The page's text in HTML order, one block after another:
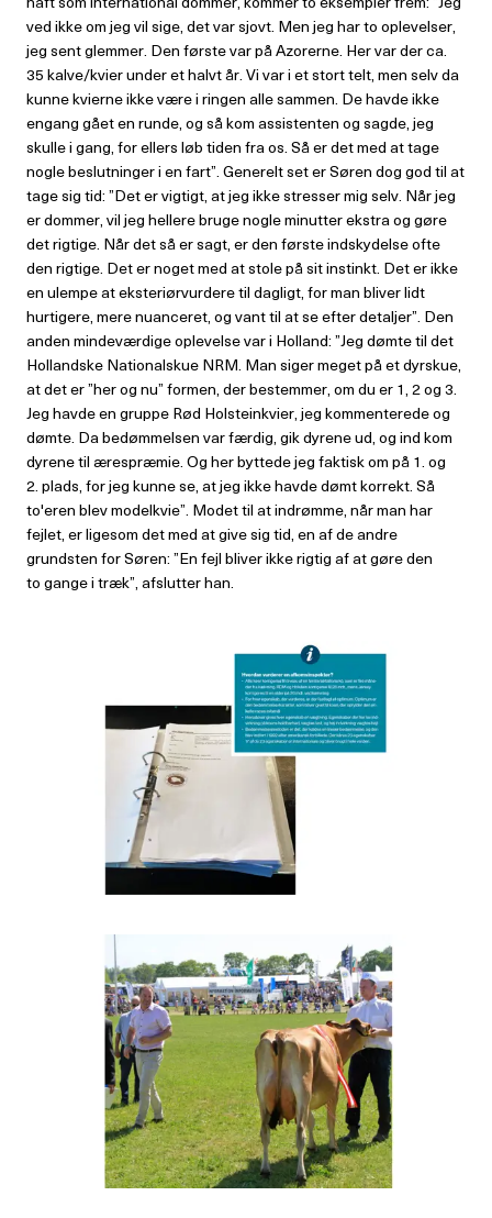
ved ikke om jeg vil sige, det var sjovt. Men jeg har to oplevelser,
jeg sent glemmer. Den første var på Azorerne. Her var der ca.
35 kalve/kvier under et halvt år. Vi var i et stort telt, men selv da
kunne kvierne ikke være i ringen alle sammen. De havde ikke
engang gået en runde, og så kom assistenten og sagde, jeg
skulle i gang, for ellers løb tiden fra os. Så er det med at tage
nogle beslutninger i en fart”. Generelt set er Søren dog god til at
tage sig tid: ”Det er vigtigt, at jeg ikke stresser mig selv. Når jeg
er dommer, vil jeg hellere bruge nogle minutter ekstra og gøre
det rigtige. Når det så er sagt, er den første indskydelse ofte
den rigtige. Det er noget med at stole på sit instinkt. Det er ikke
en ulempe at eksteriørvurdere til dagligt, for man bliver lidt
hurtigere, mere nuanceret, og vant til at se efter detaljer”. Den
anden mindeværdige oplevelse var i Holland: ”Jeg dømte til det
Hollandske Nationalskue NRM. Man siger meget på et dyrskue,
at det er ”her og nu” formen, der bestemmer, om du er 1, 2 og 3.
Jeg havde en gruppe Rød Holsteinkvier, jeg kommenterede og
dømte. Da bedømmelsen var færdig, gik dyrene ud, og ind kom
dyrene til ærespræmie. Og her byttede jeg faktisk om på 1. og
2. plads, for jeg kunne se, at jeg ikke havde dømt korrekt. Så
to'eren blev modelkvie”. Modet til at indrømme, når man har
fejlet, er ligesom det med at give sig tid, en af de andre
grundsten for Søren: ”En fejl bliver ikke rigtig af at gøre den
to gange i træk”, afslutter han.